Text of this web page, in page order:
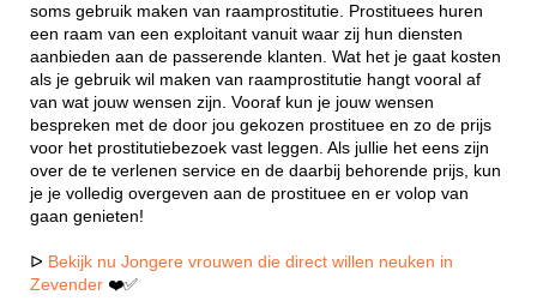
soms gebruik maken van raamprostitutie. Prostituees huren
een raam van een exploitant vanuit waar zij hun diensten
aanbieden aan de passerende klanten. Wat het je gaat kosten
als je gebruik wil maken van raamprostitutie hangt vooral af
van wat jouw wensen zijn. Vooraf kun je jouw wensen
bespreken met de door jou gekozen prostituee en zo de prijs
voor het prostitutiebezoek vast leggen. Als jullie het eens zijn
over de te verlenen service en de daarbij behorende prijs, kun
je je volledig overgeven aan de prostituee en er volop van
gaan genieten!
ᐅ Bekijk nu Jongere vrouwen die direct willen neuken in
Zevender ❤️✅